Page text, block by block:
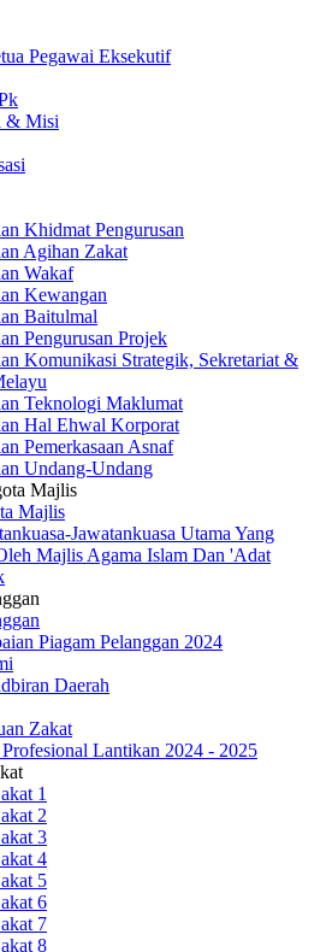
Pegawai Eksekutif
& Misi
Khidmat Pengurusan
Agihan Zakat
Wakaf
Kewangan
Baitulmal
Pengurusan Projek
Komunikasi Strategik, Sekretariat &
Teknologi Maklumat
Hal Ehwal Korporat
Pemerkasaan Asnaf
Undang-Undang
Majlis
Majlis
Jawatankuasa Utama Yang
Majlis Agama Islam Dan 'Adat
Piagam Pelanggan 2024
Daerah
Zakat
Lantikan 2024 - 2025
1
2
3
4
5
6
7
8